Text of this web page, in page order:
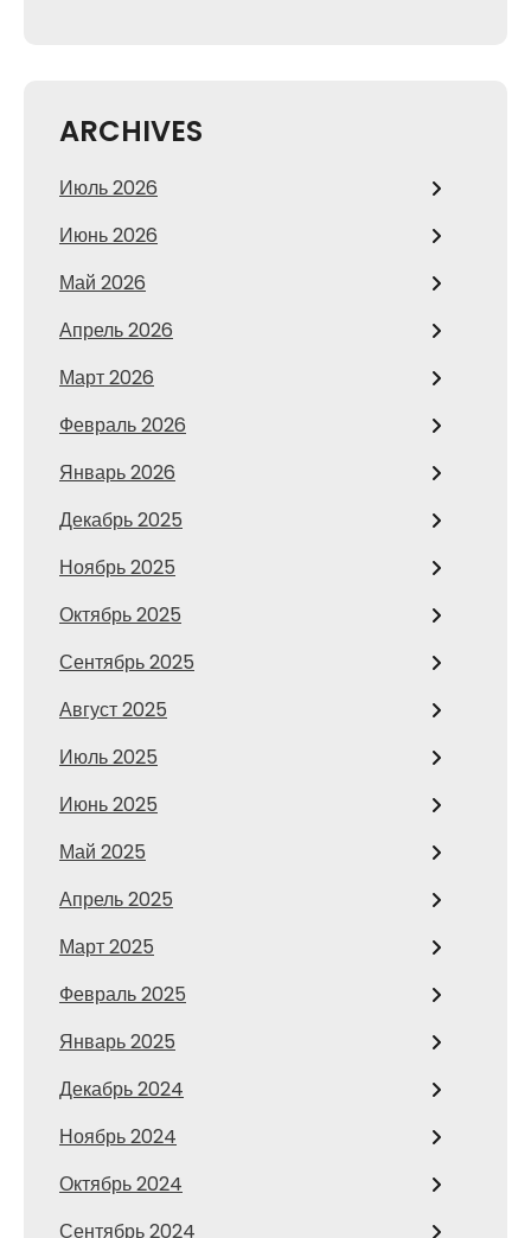
ARCHIVES
Июль 2026
Июнь 2026
Май 2026
Апрель 2026
Март 2026
Февраль 2026
Январь 2026
Декабрь 2025
Ноябрь 2025
Октябрь 2025
Сентябрь 2025
Август 2025
Июль 2025
Июнь 2025
Май 2025
Апрель 2025
Март 2025
Февраль 2025
Январь 2025
Декабрь 2024
Ноябрь 2024
Октябрь 2024
Сентябрь 2024